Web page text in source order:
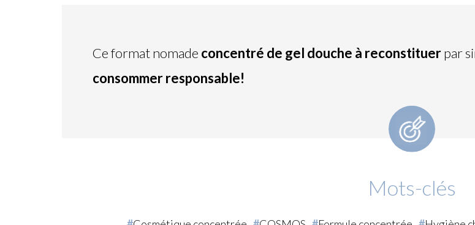
Ce format nomade concentré de gel douche à reconstituerpar
consommer responsable!
Mots-clés